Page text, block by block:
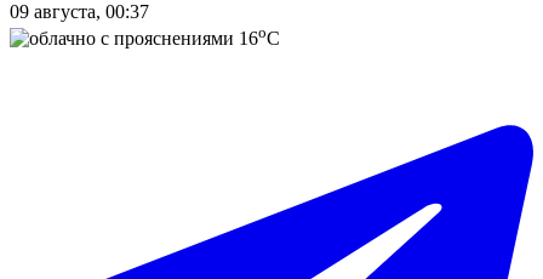
09 августа, 00:37
16oC